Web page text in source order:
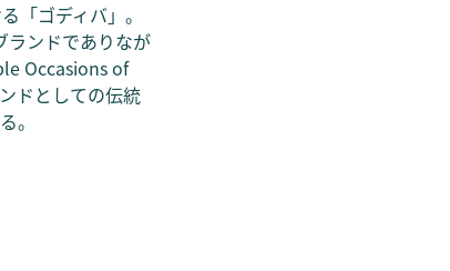
「ゴディバ」。
ランドでありなが
Occasions of
ドとしての伝統
。